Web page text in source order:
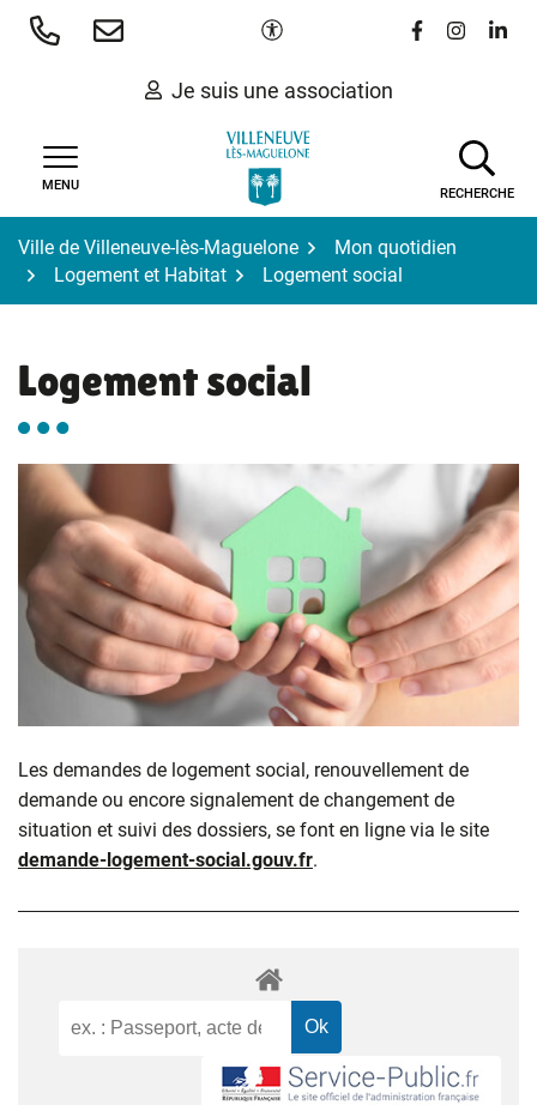
Aller
Paramètres d'accessibilité
Lien vers le
Lien vers
Lien
Je suis une association
MENU
RECHERCHE
Ville de Villeneuve-lès-Maguelone
Mon quotidien
Logement et Habitat
Logement social
Logement social
Les demandes de logement social, renouvellement de
demande ou encore signalement de changement de
situation et suivi des dossiers, se font en ligne via le site
demande-logement-social.gouv.fr.